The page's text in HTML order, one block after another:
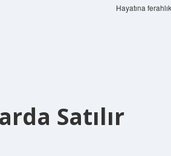
Hayatına
Satılır